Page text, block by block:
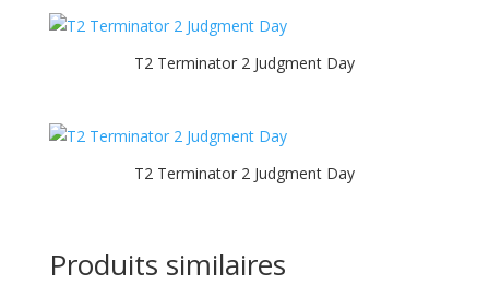
T2 Terminator 2 Judgment Day
T2 Terminator 2 Judgment Day
Produits similaires